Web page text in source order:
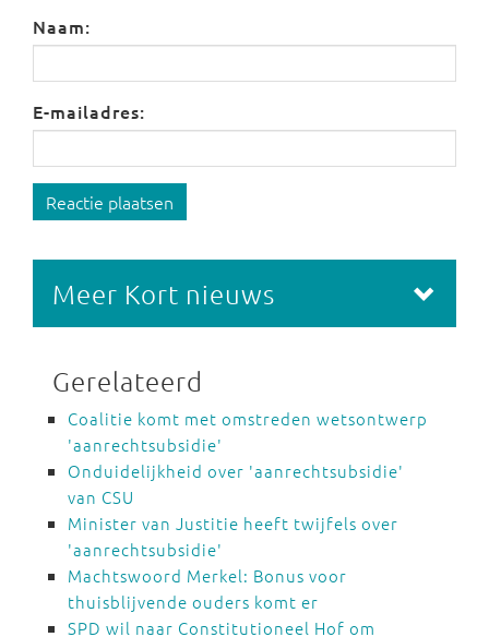
Naam:
E-mailadres:
Reactie plaatsen
Meer Kort nieuws
Gerelateerd
Coalitie komt met omstreden wetsontwerp
'aanrechtsubsidie'
Onduidelijkheid over 'aanrechtsubsidie'
van CSU
Minister van Justitie heeft twijfels over
'aanrechtsubsidie'
Machtswoord Merkel: Bonus voor
thuisblijvende ouders komt er
SPD wil naar Constitutioneel Hof om